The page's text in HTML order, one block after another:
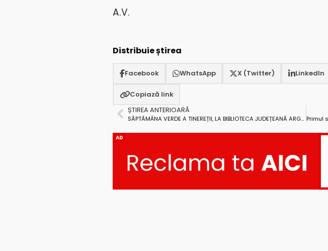
A.V.
Distribuie știrea
Facebook WhatsApp X (Twitter) LinkedIn
Copiază link
ȘTIREA ANTERIOARĂ
SĂPTĂMÂNA VERDE A TINEREȚII, LA BIBLIOTECA JUDEȚEANĂ ARGEȘ
AD